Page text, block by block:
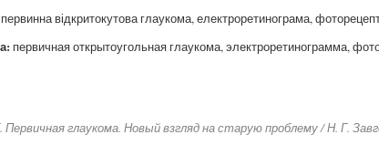
первинна відкритокутова глаукома, електроретинограма,
первичная открытоугольная глаукома, электроретинограмма,
Первичная глаукома. Новый взгляд на старую проблему / Н. Г.